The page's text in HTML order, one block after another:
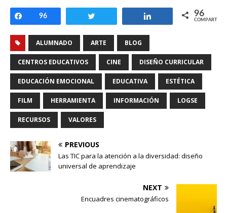
Compartir
96 Compartir 96
COMPARTIR
ALUMNADO ARTE BLOG
CENTROS EDUCATIVOS CINE DISEÑO CURRICULAR
EDUCACIÓN EMOCIONAL EDUCATIVA ESTÉTICA
FILM HERRAMIENTA INFORMACIÓN LOGSE
RECURSOS VALORES
PREVIOUS
Las TIC para la atención a la diversidad: diseño
universal de aprendizaje
NEXT
Encuadres cinematográficos